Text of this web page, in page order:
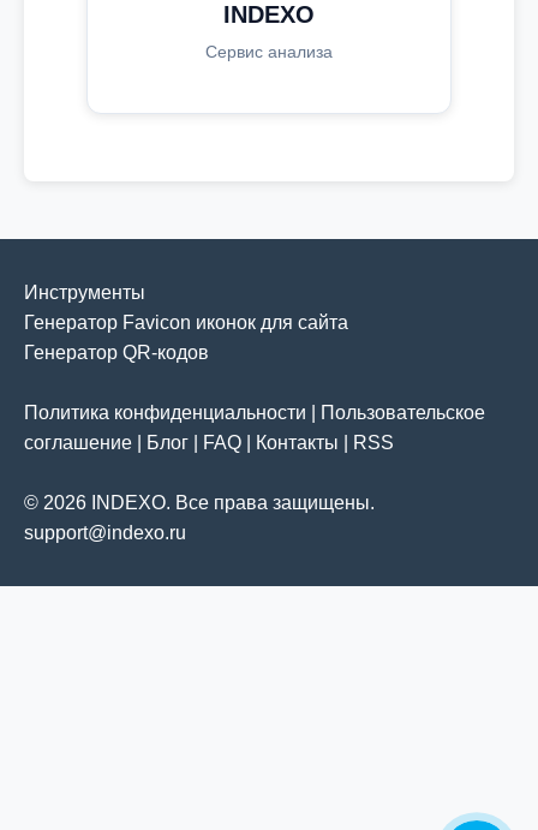
INDEXO
Сервис анализа
Инструменты
Генератор Favicon иконок для сайта
Генератор QR-кодов
Политика конфиденциальности
Пользовательское
соглашение
Блог FAQ Контакты RSS
© 2026 INDEXO. Все права защищены.
support@indexo.ru